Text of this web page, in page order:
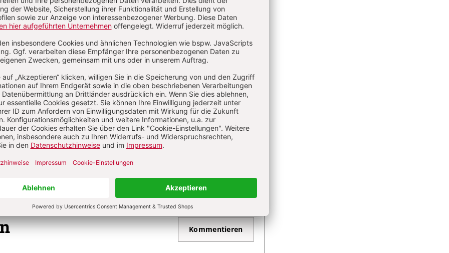
6/2025: 23. Sonntag im Jahreskreis bis Christkönig S. 38-42 Wort-Gottes-Feier
am 26. Sonntag im Jahreskreis
Jung
6/2025: 23. Sonntag im Jahreskreis bis Christkönig S. 48 Gestaltungselement
– Impuls Von Peter Schott
6/2025: 23. Sonntag im Jahreskreis bis Christkönig S. 48-49 Gestaltungselement
Von Michael Lehmler
Kommentieren